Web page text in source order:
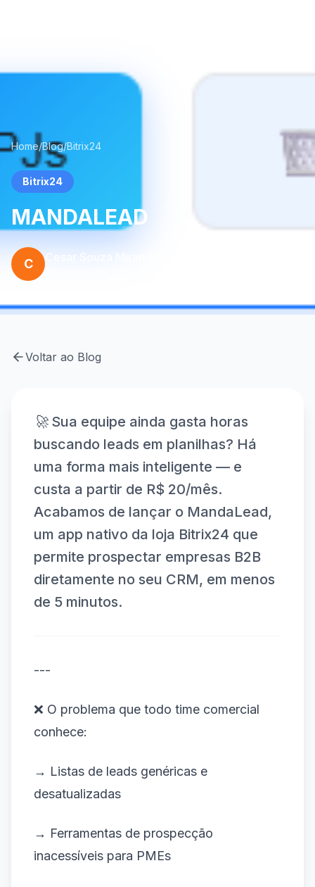
Home/Blog/Bitrix24
Bitrix24
MANDALEAD
C
Voltar ao Blog
🚀 Sua equipe ainda gasta horas
buscando leads em planilhas? Há
uma forma mais inteligente — e
custa a partir de R$ 20/mês.
Acabamos de lançar o MandaLead,
um app nativo da loja Bitrix24 que
permite prospectar empresas B2B
diretamente no seu CRM, em menos
de 5 minutos.
---
❌ O problema que todo time comercial
conhece:
→ Listas de leads genéricas e
desatualizadas
→ Ferramentas de prospecção
inacessíveis para PMEs